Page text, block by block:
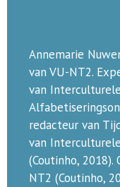
Annemarie
van VU-NT2.
van
redacteur van
van
(Coutinho,
NT2 (Coutinho,